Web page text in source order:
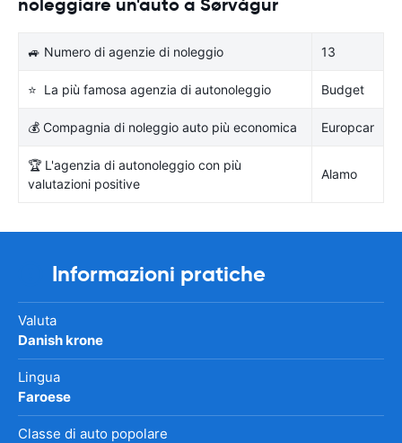
🚙 Numero di agenzie di noleggio 13
⭐ La più famosa agenzia di autonoleggio Budget
💰 Compagnia di noleggio auto più economica Europcar
🏆 L'agenzia di autonoleggio con più
valutazioni positive
Alamo
Informazioni pratiche
Valuta
Danish krone
Lingua
Faroese
Classe di auto popolare